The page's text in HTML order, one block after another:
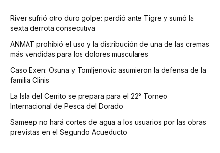
River sufrió otro duro golpe: perdió ante Tigre y sumó la
sexta derrota consecutiva
ANMAT prohibió el uso y la distribución de una de las cremas
más vendidas para los dolores musculares
Caso Exen: Osuna y Tomljenovic asumieron la defensa de la
familia Clinis
La Isla del Cerrito se prepara para el 22° Torneo
Internacional de Pesca del Dorado
Sameep no hará cortes de agua a los usuarios por las obras
previstas en el Segundo Acueducto